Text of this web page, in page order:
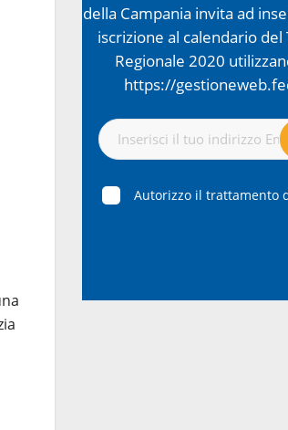
della Campania invita ad
iscrizione al calendario
Regionale 2020
https://
Autorizzo il trattamento